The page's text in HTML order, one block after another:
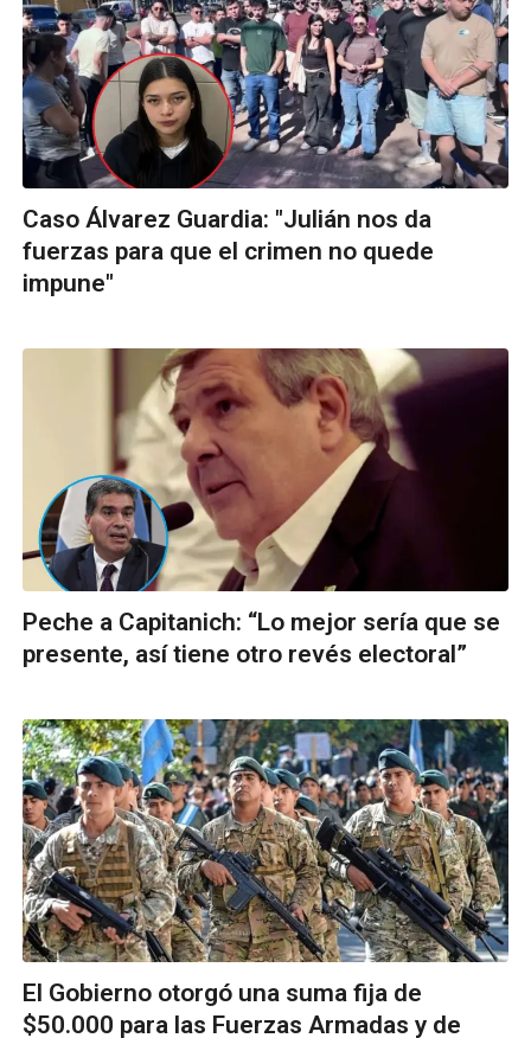
Caso Álvarez Guardia: "Julián nos da
fuerzas para que el crimen no quede
impune"
Peche a Capitanich: “Lo mejor sería que se
presente, así tiene otro revés electoral”
El Gobierno otorgó una suma fija de
$50.000 para las Fuerzas Armadas y de